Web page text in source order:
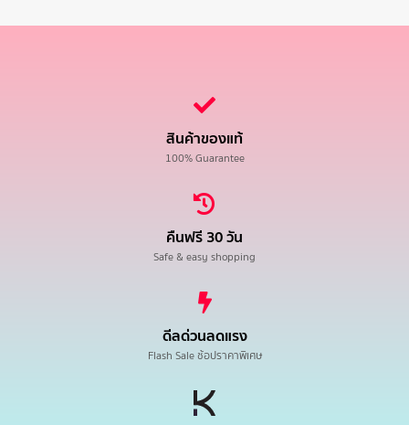
สินค้าของแท้
100% Guarantee
คืนฟรี 30 วัน
Safe & easy shopping
ดีลด่วนลดแรง
Flash Sale ช้อปราคาพิเศษ